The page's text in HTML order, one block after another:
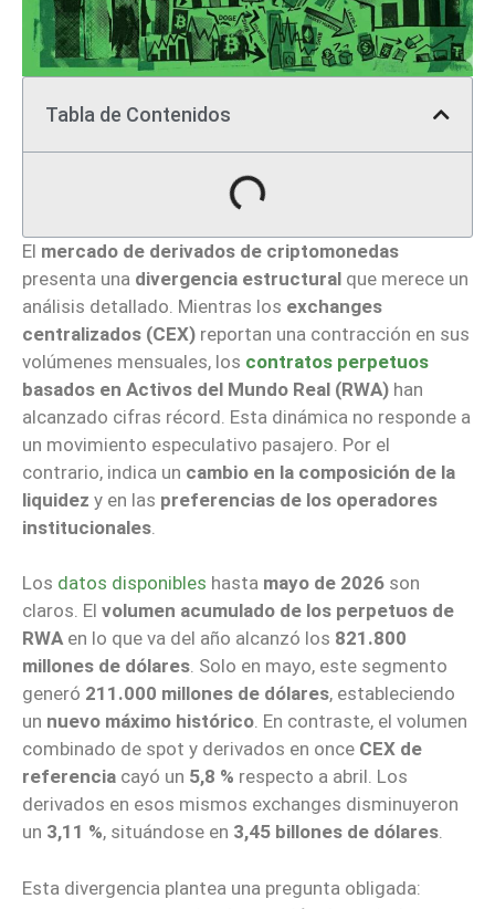
Tabla de Contenidos
El mercado de derivados de criptomonedas
presenta una divergencia estructural que merece un
análisis detallado. Mientras los exchanges
centralizados (CEX) reportan una contracción en sus
volúmenes mensuales, los contratos perpetuos
basados en Activos del Mundo Real (RWA) han
alcanzado cifras récord. Esta dinámica no responde a
un movimiento especulativo pasajero. Por el
contrario, indica un cambio en la composición de la
liquidez y en las preferencias de los operadores
institucionales
Los datos disponibles hasta mayo de 2026 son
claros. El volumen acumulado de los perpetuos de
RWAen lo que va del año alcanzó los 821.800
millones de dólares. Solo en mayo, este segmento
generó 211.000 millones de dólares, estableciendo
un nuevo máximo histórico. En contraste, el volumen
combinado de spot y derivados en once CEX de
referencia cayó un 5,8 % respecto a abril. Los
derivados en esos mismos exchanges disminuyeron
un 3,11 %, situándose en 3,45 billones de dólares.
Esta divergencia plantea una pregunta obligada: